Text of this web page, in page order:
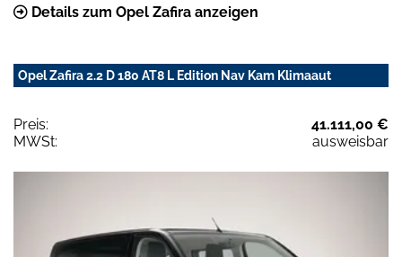
Details zum Opel Zafira anzeigen
Opel Zafira 2.2 D 180 AT8 L Edition Nav Kam Klimaaut
Preis:
41.111,00 €
MWSt:
ausweisbar